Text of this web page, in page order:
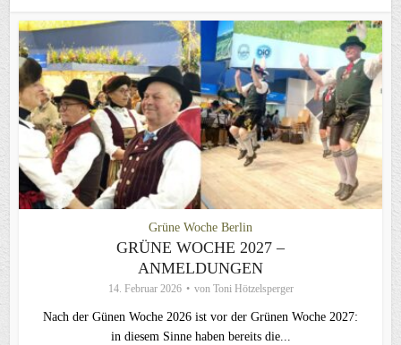
Grüne Woche Berlin
GRÜNE WOCHE 2027 –
ANMELDUNGEN
14. Februar 2026 von Toni Hötzelsperger
Nach der Günen Woche 2026 ist vor der Grünen Woche 2027:
in diesem Sinne haben bereits die...